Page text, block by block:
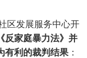
区发展服务中心开
反家庭暴力法》并
有利的裁判结果 ：